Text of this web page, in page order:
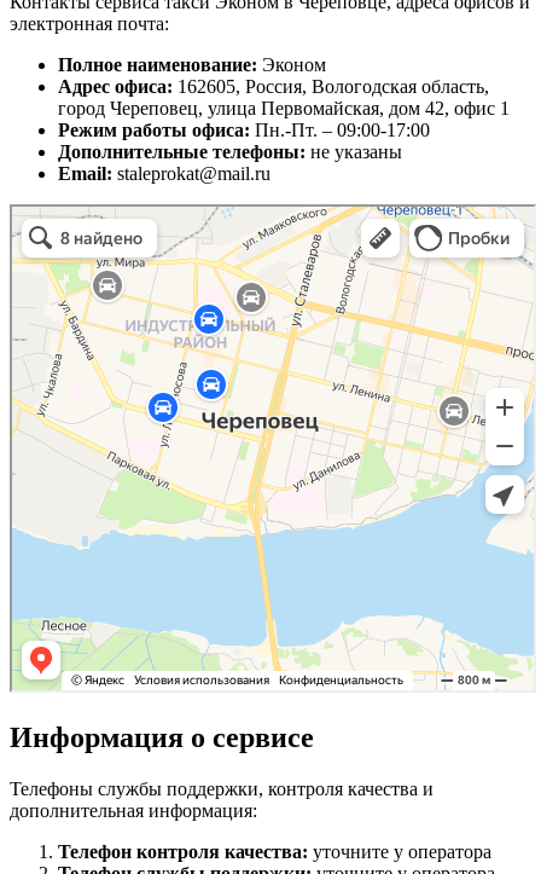
электронная почта:
Полное наименование: Эконом
Адрес офиса: 162605, Россия, Вологодская область,
город Череповец, улица Первомайская, дом 42, офис 1
Режим работы офиса: Пн.-Пт. – 09:00-17:00
Дополнительные телефоны: не указаны
Email: staleprokat@mail.ru
Информация о сервисе
Телефоны службы поддержки, контроля качества и
дополнительная информация:
Телефон контроля качества: уточните у оператора